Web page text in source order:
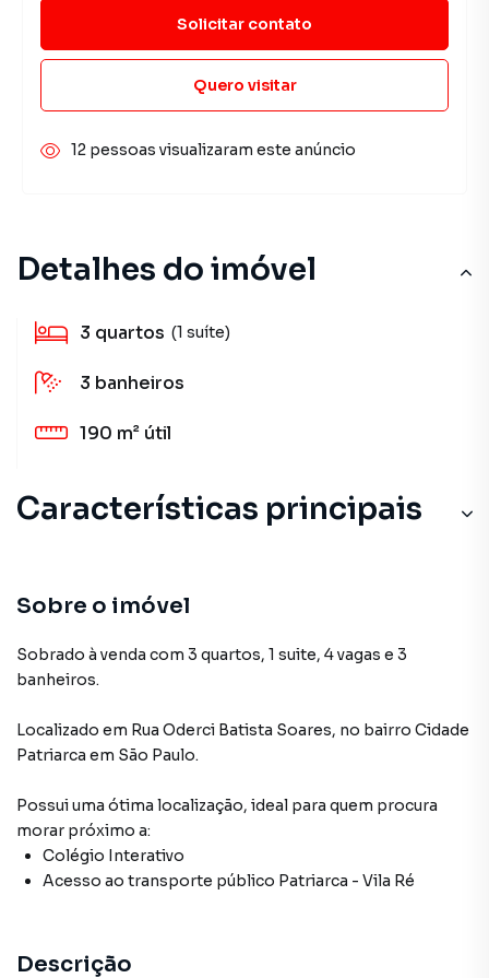
Detalhes do imóvel
3 quartos (1 suíte)
3 banheiros
190 m² útil
Características principais
Sobre o imóvel
Sobrado à venda com 3 quartos, 1 suite, 4 vagas e 3
banheiros.
Localizado em Rua Oderci Batista Soares, no bairro Cidade
Patriarca em São Paulo.
Possui uma ótima localização, ideal para quem procura
morar próximo a:
Colégio Interativo
Acesso ao transporte público Patriarca - Vila Ré
Descrição
Solicitar contato
Quero visitar
12 pessoas visualizaram este anúncio